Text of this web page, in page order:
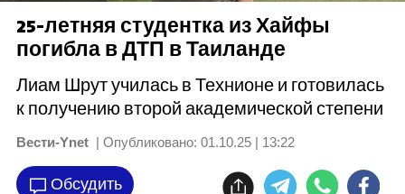
25-летняя студентка из Хайфы
погибла в ДТП в Таиланде
Лиам Шрут училась в Технионе и готовилась
к получению второй академической степени
Вести-Ynet | Опубликовано: 01.10.25 | 13:22
Обсудить